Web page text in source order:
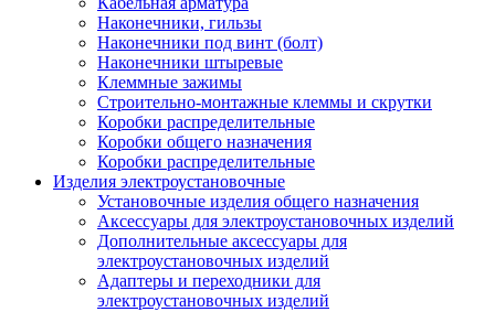
Наконечники, гильзы
Наконечники под винт (болт)
Наконечники штыревые
Клеммные зажимы
Строительно-монтажные клеммы и скрутки
Коробки распределительные
Коробки общего назначения
Коробки распределительные
Изделия электроустановочные
Установочные изделия общего назначения
Аксессуары для электроустановочных изделий
Дополнительные аксессуары для
электроустановочных изделий
Адаптеры и переходники для
электроустановочных изделий